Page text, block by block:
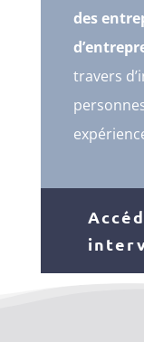
des
travers